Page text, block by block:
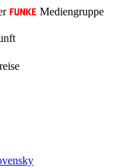
Mediengruppe